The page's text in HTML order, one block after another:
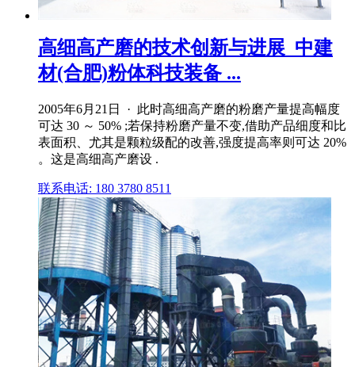
高细高产磨的技术创新与进展_中建
材(合肥)粉体科技装备 ...
2005年6月21日 · 此时高细高产磨的粉磨产量提高幅度
可达 30 ～ 50% ;若保持粉磨产量不变,借助产品细度和比
表面积、尤其是颗粒级配的改善,强度提高率则可达 20%
。这是高细高产磨设 .
联系电话: 180 3780 8511